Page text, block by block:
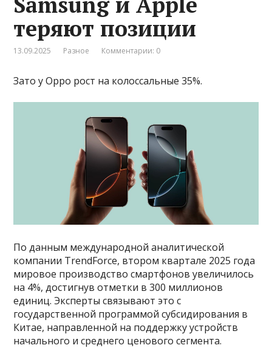
теряют позиции
13.09.2025 Разное Комментарии: 0
Зато у Oppo рост на колоссальные 35%.
По данным международной аналитической
компании TrendForce, втором квартале 2025 года
мировое производство смартфонов увеличилось
на 4%, достигнув отметки в 300 миллионов
единиц. Эксперты связывают это с
государственной программой субсидирования в
Китае, направленной на поддержку устройств
начального и среднего ценового сегмента.